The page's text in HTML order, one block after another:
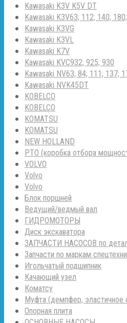
Kawasaki K3V K5V DT
Kawasaki K3V63; 112; 140;
Kawasaki K3VG
Kawasaki K3VL
Kawasaki K7V
Kawasaki KVC932; 925; 930
Kawasaki NV63; 84; 111; 137;
Kawasaki NVK45DT
KOBELCO
KOBELCO
KOMATSU
KOMATSU
NEW HOLLAND
PTO (коробка отбора
VOLVO
Volvo
Volvo
Блок поршней
Ведущий/ведмый вал
ГИДРОМОТОРЫ
Диск экскаватора
ЗАПЧАСТИ НАСОСОВ по
Запчасти по маркам
Игольчатый подшипник
Качающий узел
Коматсу
Муфта (демпфер, эластичное
Опорная плита